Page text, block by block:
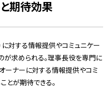
期待効果
に対する情報提供やコミュニケー
が求められる。理事長役を専門に
ーナーに対する情報提供やコミ
とが期待できる。